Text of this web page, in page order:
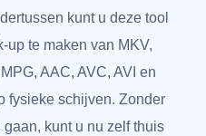
kunt u deze tool
up te maken van MKV,
AAC, AVC, AVI en
fysieke schijven. Zonder
gaan, kunt u nu zelf thuis